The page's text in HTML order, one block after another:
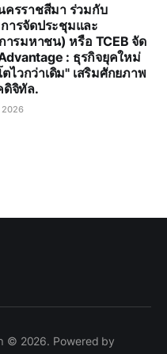
ครราชสีมา ร่วมกับ
ารจัดประชุมและ
ารมหาชน) หรือ TCEB จัด
: ธุรกิจยุคใหม่
ไวกว่าเดิม" เสริมศักยภาพ
ดิจิทัล.
2026
© 2026. Powered by